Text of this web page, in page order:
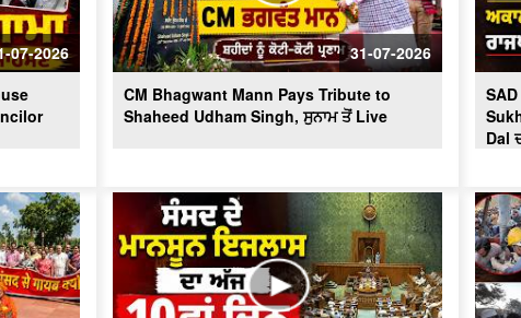
07-2026
31-07-2026
CM Bhagwant Mann Pays Tribute to
Shaheed Udham Singh, ਸੁਨਾਮ ਤੋਂ Live
Dal